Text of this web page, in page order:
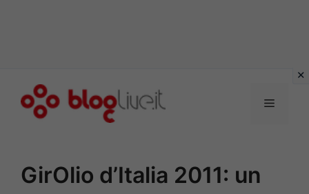
Menu
GirOlio d’Italia 2011: un